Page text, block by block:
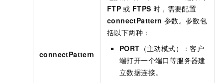
connectPattern
FTP 或 FTPS 时，需要配置
connectPattern 参数。参数包
括以下两种：
PORT （主动模式）：客户
端打开一个端口等服务器建
立数据连接。